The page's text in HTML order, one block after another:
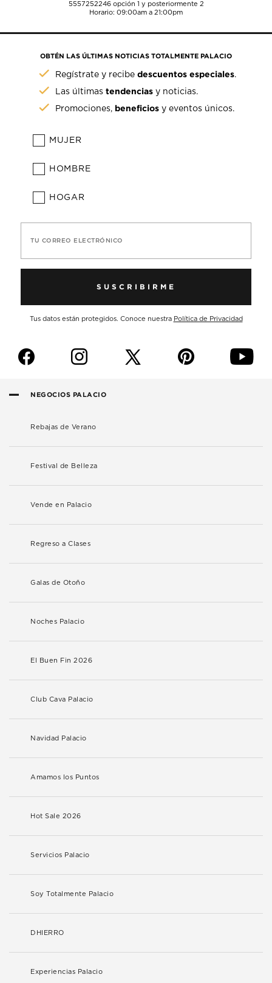
5557252246opción 1 y posteriormente 2
Horario: 09:00am a 21:00pm
OBTÉN LAS ÚLTIMAS NOTICIAS TOTALMENTE PALACIO
Regístrate y recibedescuentos especiales.
Las últimastendencias y noticias.
Promociones, beneficios y eventos únicos.
MUJER
HOMBRE
HOGAR
TU CORREO ELECTRÓNICO
SUSCRIBIRME
Tus datos están protegidos. Conoce nuestra Política de Privacidad
f i p y
NEGOCIOS PALACIO
Rebajas de Verano
Festival de Belleza
Vende en Palacio
Regreso a Clases
Galas de Otoño
Noches Palacio
El Buen Fin 2026
Club Cava Palacio
Navidad Palacio
Amamos los Puntos
Hot Sale 2026
Servicios Palacio
Soy Totalmente Palacio
DHIERRO
Experiencias Palacio